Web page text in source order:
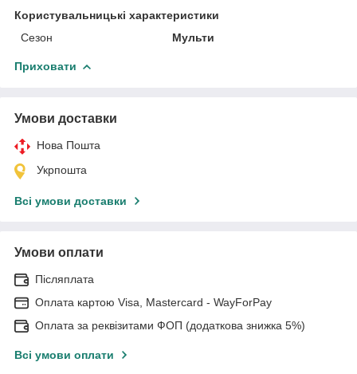
Користувальницькі характеристики
Сезон
Мульти
Приховати
Умови доставки
Нова Пошта
Укрпошта
Всі умови доставки
Умови оплати
Післяплата
Оплата картою Visa, Mastercard - WayForPay
Оплата за реквізитами ФОП (додаткова знижка 5%)
Всі умови оплати